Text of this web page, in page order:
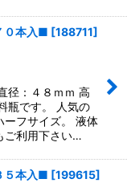
０本入■ [188711]
径：４８ｍｍ 高
瓶です。 人気の
ーフサイズ。 液体
ご利用下さい…
５本入■ [199615]